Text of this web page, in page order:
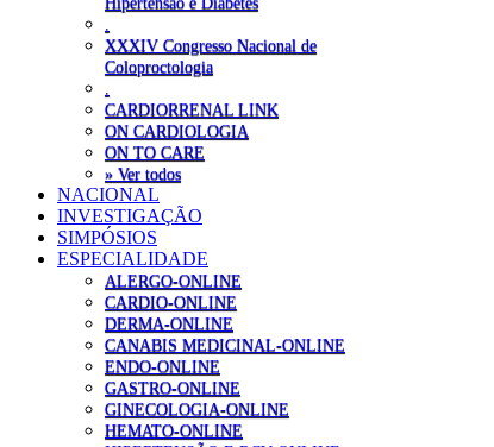
XXXIV Congresso Nacional de
Coloproctologia
CARDIORRENAL LINK
ON CARDIOLOGIA
ON TO CARE
» Ver todos
NACIONAL
INVESTIGAÇÃO
SIMPÓSIOS
ESPECIALIDADE
ALERGO-ONLINE
CARDIO-ONLINE
DERMA-ONLINE
CANABIS MEDICINAL-ONLINE
ENDO-ONLINE
GASTRO-ONLINE
GINECOLOGIA-ONLINE
HEMATO-ONLINE